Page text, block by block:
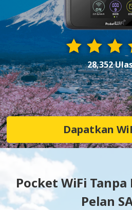
28,352
Dapatkan
Pocket WiFi Tanpa
Pelan